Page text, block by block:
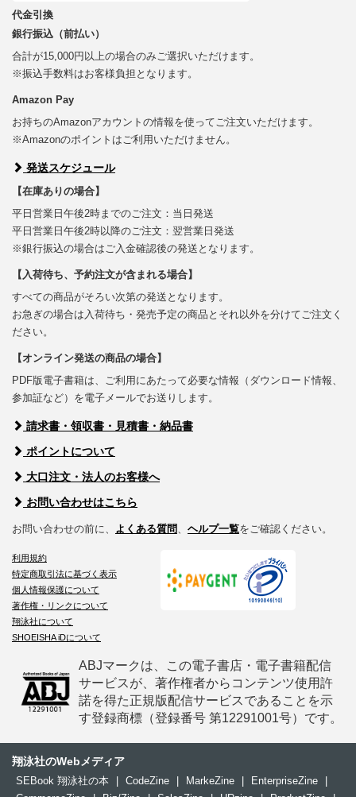
代金引換
銀行振込（前払い）
合計が15,000円以上の場合のみご選択いただけます。
※振込手数料はお客様負担となります。
Amazon Pay
お持ちのAmazonアカウントの情報を使ってご注文いただけます。
※Amazonのポイントはご利用いただけません。
発送スケジュール
【在庫ありの場合】
平日営業日午後2時までのご注文：当日発送
平日営業日午後2時以降のご注文：翌営業日発送
※銀行振込の場合はご入金確認後の発送となります。
【入荷待ち、予約注文が含まれる場合】
すべての商品がそろい次第の発送となります。
お急ぎの場合は入荷待ち・発売予定の商品とそれ以外を分けてご注文く
ださい。
【オンライン発送の商品の場合】
PDF版電子書籍は、ご利用にあたって必要な情報（ダウンロード情報、
参加証など）を電子メールでお送りします。
請求書・領収書・見積書・納品書
ポイントについて
大口注文・法人のお客様へ
お問い合わせはこちら
お問い合わせの前に、 よくある質問、 ヘルプ一覧をご確認ください。
利用規約
特定商取引法に基づく表示
個人情報保護について
著作権・リンクについて
翔泳社について
SHOEISHA iDについて
ABJマークは、この電子書店・電子書籍配信
サービスが、著作権者からコンテンツ使用許
諾を得た正規版配信サービスであることを示
す登録商標（登録番号 第12291001号）です。
翔泳社のWebメディア
SEBook 翔泳社の本 CodeZine MarkeZine EnterpriseZine